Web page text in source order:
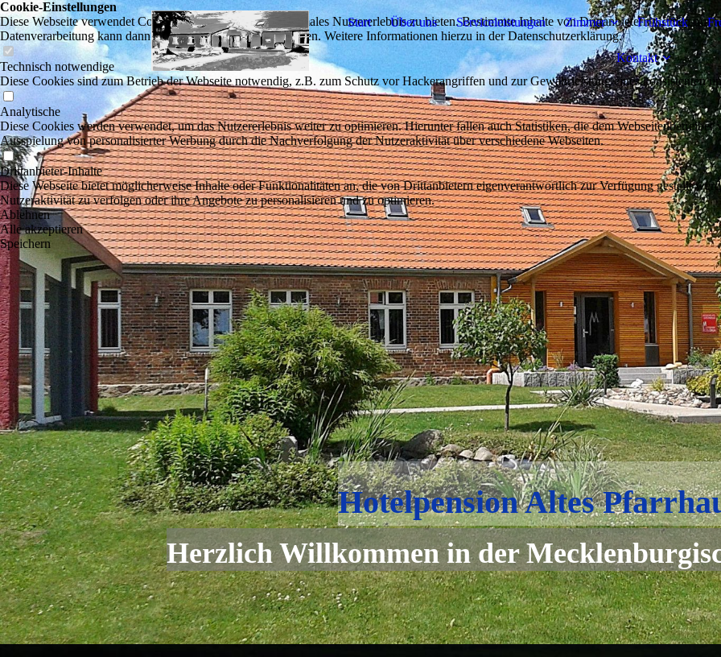
Start Über uns Serviceleistungen Zimmer Frühstück
Kontakt
Hotelpension Altes
Herzlich Willkommen in der
Cookie-Einstellungen
Diese Webseite verwendet Cookies, um Besuchern ein optimales Nutzererlebnis zu bieten. Bestimmte Inhalte von Drittanbietern werden nur
Datenverarbeitung kann dann auch in einem Drittland erfolgen. Weitere Informationen hierzu in der Datenschutzerklärung.
Technisch notwendige
Diese Cookies sind zum Betrieb der Webseite notwendig, z.B. zum Schutz vor Hackerangriffen und zur Gewährleistung eines konsistenten
Analytische
Diese Cookies werden verwendet, um das Nutzererlebnis weiter zu optimieren. Hierunter fallen auch Statistiken, die dem
Ausspielung von personalisierter Werbung durch die Nachverfolgung der Nutzeraktivität über verschiedene Webseiten.
Drittanbieter-Inhalte
Diese Webseite bietet möglicherweise Inhalte oder Funktionalitäten an, die von Drittanbietern eigenverantwortlich zur Verfügung gestellt
Nutzeraktivität zu verfolgen oder ihre Angebote zu personalisieren und zu optimieren.
Ablehnen
Alle akzeptieren
Speichern